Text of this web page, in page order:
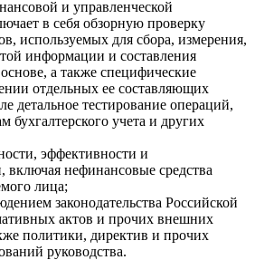
и управленческой
в себя обзорную проверку
используемых для сбора, измерения,
информации и составления
а также специфические
отдельных ее составляющих
детальное тестирование операций,
бухгалтерского учета и других
эффективности и
включая нефинансовые средства
лица;
законодательства Российской
актов и прочих внешних
политики, директив и прочих
руководства.